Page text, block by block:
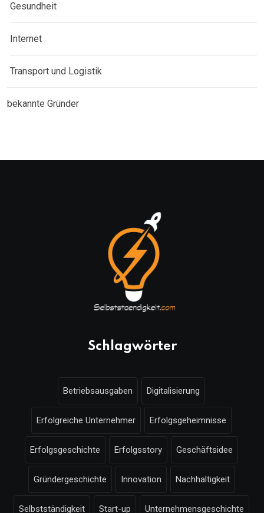
Gesundheit
Internet
Transport und Logistik
bekannte Gründer
Schlagwörter
Betriebsausgaben Digitalisierung
Erfolgreiche Unternehmer Erfolgsgeheimnisse
Erfolgsgeschichte Erfolgsstory Geschäftsidee
Gründergeschichte Innovation Nachhaltigkeit
Selbstständigkeit Start-up Unternehmensgeschichte